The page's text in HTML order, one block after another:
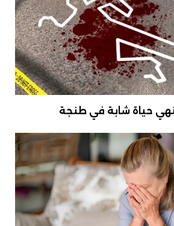
حياة شابة في طنجة